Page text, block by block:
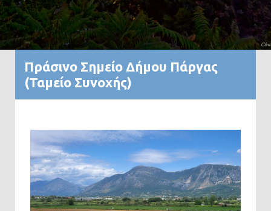
Πράσινο Σημείο Δήμου Πάργας
(Ταμείο Συνοχής)